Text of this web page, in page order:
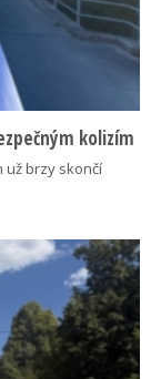
kolizím
už brzy skončí